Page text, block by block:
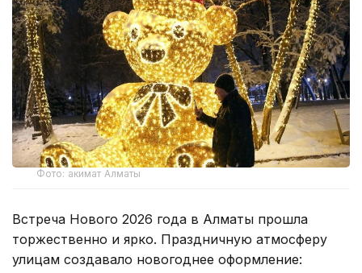
Фото: акимат Алматы
Встреча Нового 2026 года в Алматы прошла
торжественно и ярко. Праздничную атмосферу
улицам создавало новогоднее оформление: